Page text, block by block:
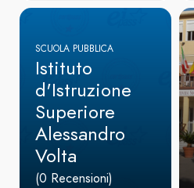
SCUOLA PUBBLICA
Istituto
d'Istruzione
Superiore
Alessandro
Volta
(0 Recensioni)